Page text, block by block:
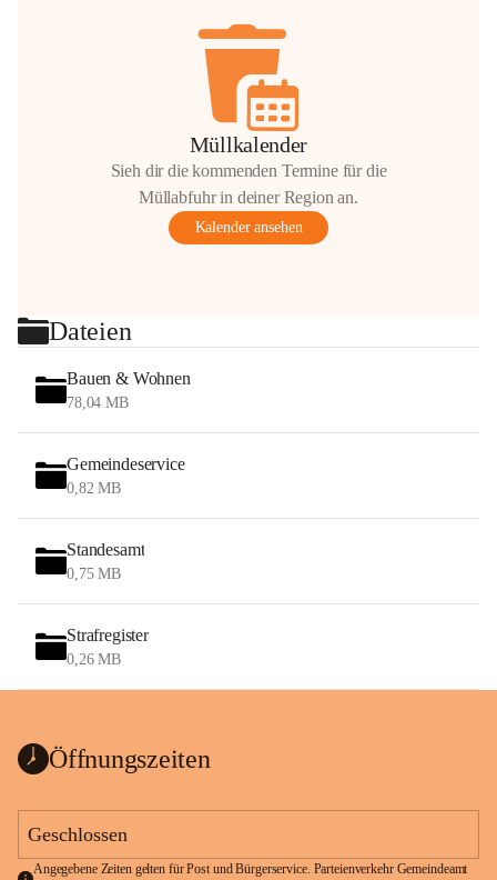
Müllkalender
Sieh dir die kommenden Termine für die
Müllabfuhr in deiner Region an.
Kalender ansehen
Dateien
Bauen & Wohnen
78,04 MB
Gemeindeservice
0,82 MB
Standesamt
0,75 MB
Strafregister
0,26 MB
Öffnungszeiten
Geschlossen
Angegebene Zeiten gelten für Post und Bürgerservice. Parteienverkehr Gemeindeamt